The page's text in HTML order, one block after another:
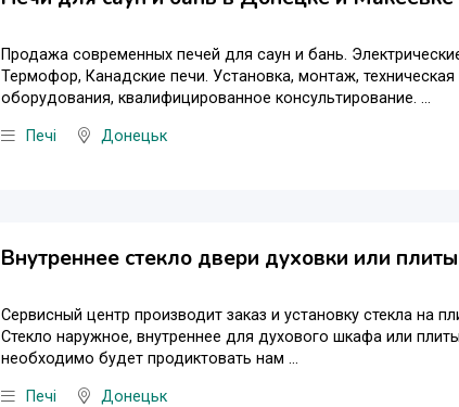
Продажа современных печей для саун и бань.
Термофор, Канадские печи. Установка, монтаж,
оборудования, квалифицированное консультирование. ...
Печі Донецьк
Внутреннее стекло двери духовки или
Сервисный центр производит заказ и установку стекла на
Стекло наружное, внутреннее для духового шкафа или
необходимо будет продиктовать нам ...
Печі Донецьк